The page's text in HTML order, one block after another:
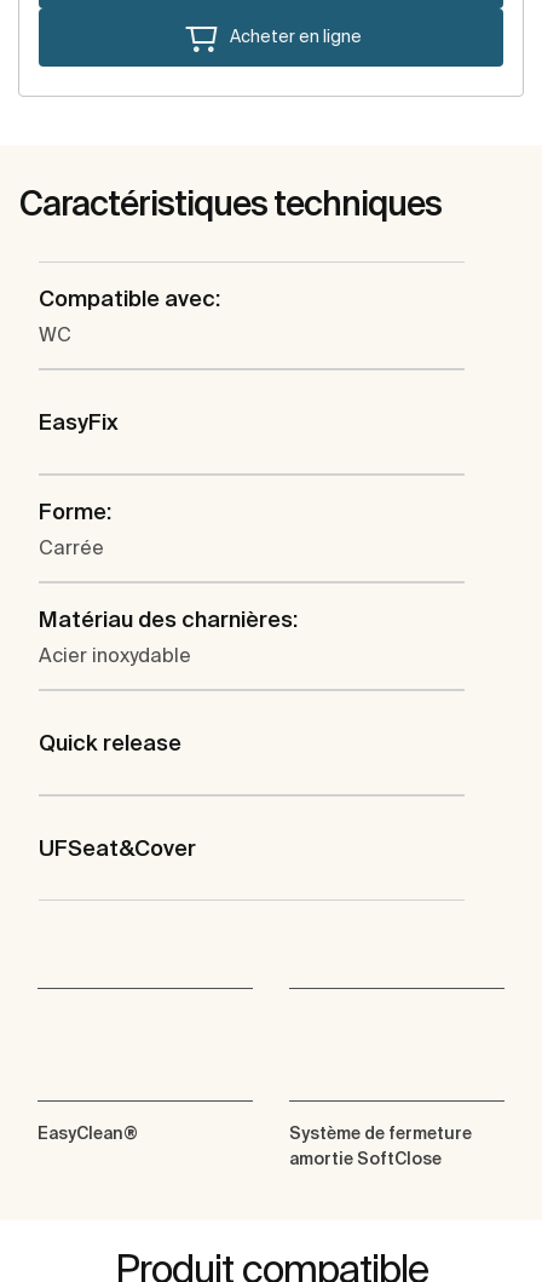
Acheter en ligne
Caractéristiques techniques
Compatible avec:
WC
EasyFix
Forme:
Carrée
Matériau des charnières:
Acier inoxydable
Quick release
UFSeat&Cover
EasyClean®
Système de fermeture
amortie SoftClose
Produit compatible